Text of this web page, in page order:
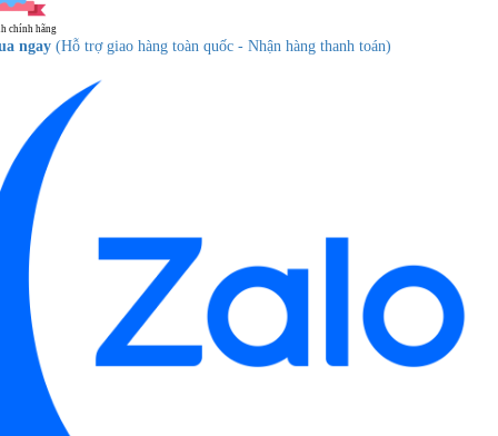
chính hãng
ngay (Hỗ trợ giao hàng toàn quốc - Nhận hàng thanh toán)